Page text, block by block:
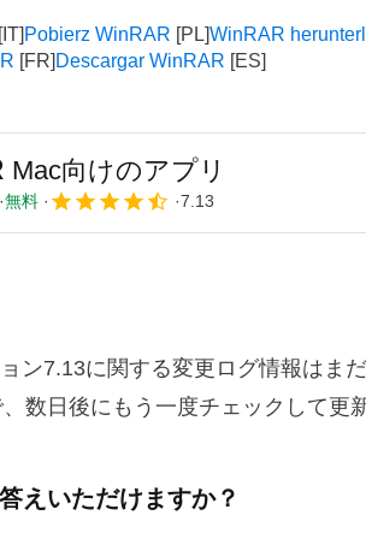
Pobierz WinRAR WinRAR
Descargar WinRAR
Mac向けのアプリ
無料 7.13
ン7.13に関する変更ログ情報はま
数日後にもう一度チェックして更
えいただけますか？